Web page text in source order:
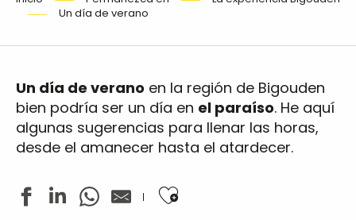
Un día de verano
Un día de verano en la región de Bigouden
bien podría ser un día en el paraíso. He aquí
algunas sugerencias para llenar las horas,
desde el amanecer hasta el atardecer.
Ajouter aux favoris